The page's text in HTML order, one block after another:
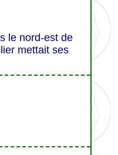
le nord-est de
mettait ses